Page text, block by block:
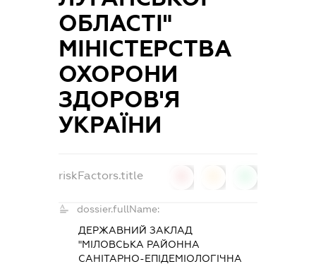
ОБЛАСТІ"
МІНІСТЕРСТВА
ОХОРОНИ
ЗДОРОВ'Я
УКРАЇНИ
riskFactors.title
dossier.fullName:
ДЕРЖАВНИЙ ЗАКЛАД
"МІЛОВСЬКА РАЙОННА
САНІТАРНО-ЕПІДЕМІОЛОГІЧНА